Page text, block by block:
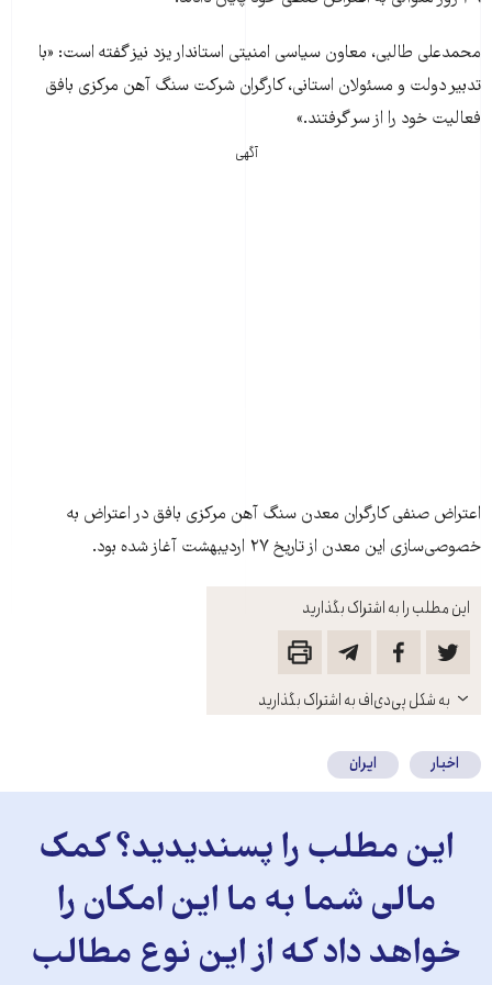
این مطلب را به اشتراک بگذارید
باز
کنید
به شکل پی‌دی‌اف به اشتراک بگذارید
محمدعلی طالبی، معاون سياسی امنيتی استاندار يزد نيز گفته است: «با
تدبير دولت و مسئولان استانی، کارگران شرکت سنگ آهن مرکزی بافق
فعاليت خود را از سر گرفتند.»
آگهی
اعتراض صنفی کارگران معدن سنگ آهن مرکزی بافق در اعتراض به
خصوصی‌سازی اين معدن از تاريخ ۲۷ ارديبهشت آغاز شده بود.
اخبار ایران
این مطلب را پسندیدید؟ کمک
مالی شما به ما این امکان را
خواهد داد که از این نوع مطالب